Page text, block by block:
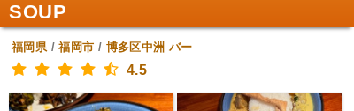
SOUP
福岡県/福岡市 / 博多区中洲 バー
4.5